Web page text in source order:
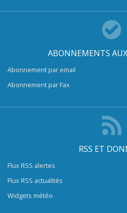
ABONNEMENTS
Abonnement par email
Abonnement par Fax
RSS ET
Flux RSS alertes
Flux RSS actualités
Widgets météo